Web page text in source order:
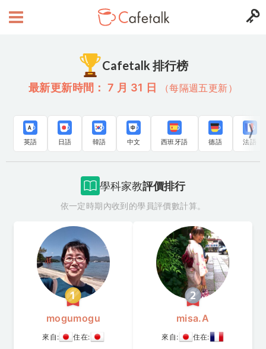
Cafetalk 排行榜
最新更新時間： 7 月 31 日 （每隔週五更新）
英語 日語 韓語 中文 西班牙語 德語 法語
學科家教評價排行
依一定時期內收到的學員評價數計算。
mogumogu
來自: 住在:
misa.A
來自: 住在: